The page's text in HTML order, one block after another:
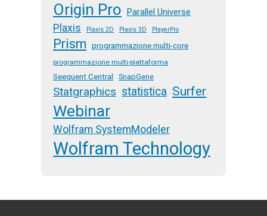
Origin Pro Parallel Universe
Plaxis Plaxis 2D Plaxis 3D PlayerPro
Prism programmazione multi-core
programmazione multi-piattaforma
Seequent Central SnapGene
Statgraphics statistica Surfer
Webinar
Wolfram SystemModeler
Wolfram Technology